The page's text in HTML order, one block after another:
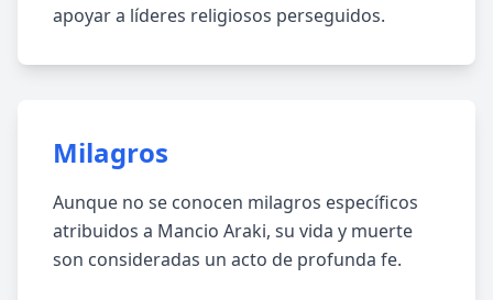
apoyar a líderes religiosos perseguidos.
Milagros
Aunque no se conocen milagros específicos
atribuidos a Mancio Araki, su vida y muerte
son consideradas un acto de profunda fe.